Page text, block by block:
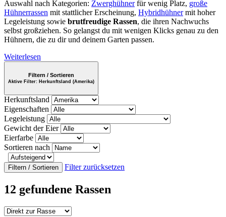
Auswahl nach Kategorien: Zwerghühnerfür wenig Platz, große
Hühnerrassen mit stattlicher Erscheinung, Hybridhühnermit hoher
Legeleistung sowie brutfreudige Rassen, die ihren Nachwuchs
selbst großziehen. So gelangst du mit wenigen Klicks genau zu den
Hühnern, die zu dir und deinem Garten passen.
Weiterlesen
Filtern / Sortieren
Aktive Filter: Herkunftsland (Amerika)
Herkunftsland
Eigenschaften
Legeleistung
Gewicht der Eier
Eierfarbe
Sortieren nach
Filtern / Sortieren Filter zurücksetzen
12 gefundene Rassen